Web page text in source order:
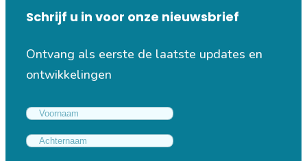
Schrijf u in voor onze nieuwsbrief
Ontvang als eerste de laatste updates en
ontwikkelingen